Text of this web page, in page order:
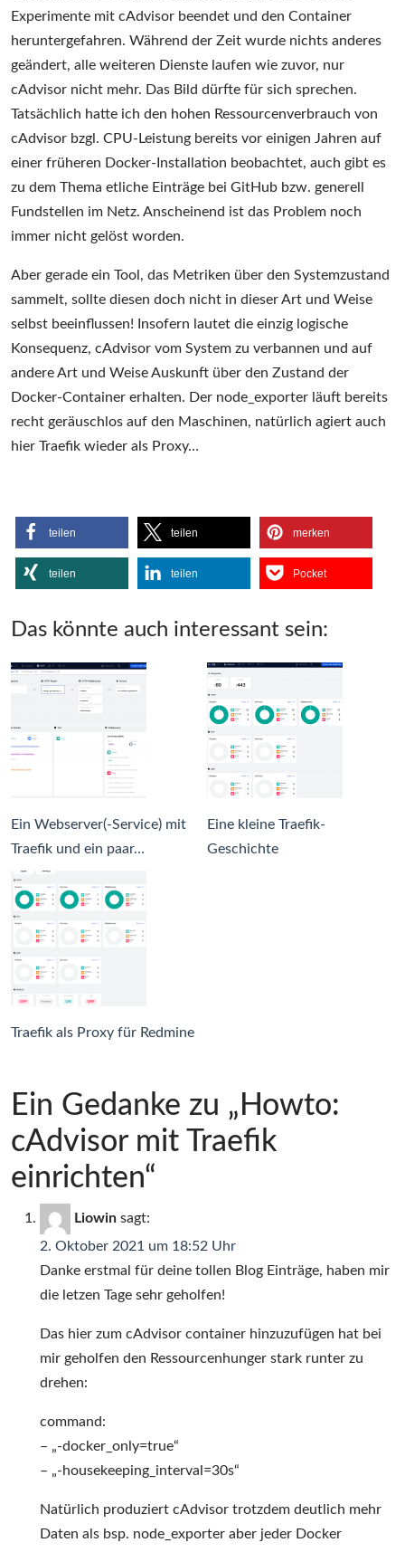
Experimente mit cAdvisor beendet und den Container
heruntergefahren. Während der Zeit wurde nichts anderes
geändert, alle weiteren Dienste laufen wie zuvor, nur
cAdvisor nicht mehr. Das Bild dürfte für sich sprechen.
Tatsächlich hatte ich den hohen Ressourcenverbrauch von
cAdvisor bzgl. CPU-Leistung bereits vor einigen Jahren auf
einer früheren Docker-Installation beobachtet, auch gibt es
zu dem Thema etliche Einträge bei GitHub bzw. generell
Fundstellen im Netz. Anscheinend ist das Problem noch
immer nicht gelöst worden.
Aber gerade ein Tool, das Metriken über den Systemzustand
sammelt, sollte diesen doch nicht in dieser Art und Weise
selbst beeinflussen! Insofern lautet die einzig logische
Konsequenz, cAdvisor vom System zu verbannen und auf
andere Art und Weise Auskunft über den Zustand der
Docker-Container erhalten. Der node_exporter läuft bereits
recht geräuschlos auf den Maschinen, natürlich agiert auch
hier Traefik wieder als Proxy…
teilen teilen merken
teilen teilen Pocket
Das könnte auch interessant sein:
Ein Webserver(-Service) mit
Traefik und ein paar…
Eine kleine Traefik-
Geschichte
Traefik als Proxy für Redmine
Ein Gedanke zu „Howto:
cAdvisor mit Traefik
einrichten“
Liowin sagt:
2. Oktober 2021 um 18:52 Uhr
Danke erstmal für deine tollen Blog Einträge, haben mir
die letzen Tage sehr geholfen!
Das hier zum cAdvisor container hinzuzufügen hat bei
mir geholfen den Ressourcenhunger stark runter zu
drehen:
command:
– „-docker_only=true“
– „-housekeeping_interval=30s“
Natürlich produziert cAdvisor trotzdem deutlich mehr
Daten als bsp. node_exporter aber jeder Docker